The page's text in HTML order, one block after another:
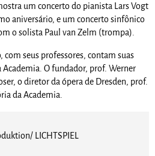
um concerto do pianista Lars Vogt
aniversário, e um concerto sinfônico
o solista Paul van Zelm (trompa).
seus professores, contam suas
Academia. O fundador, prof. Werner
o diretor da ópera de Dresden, prof.
da Academia.
LICHTSPIEL